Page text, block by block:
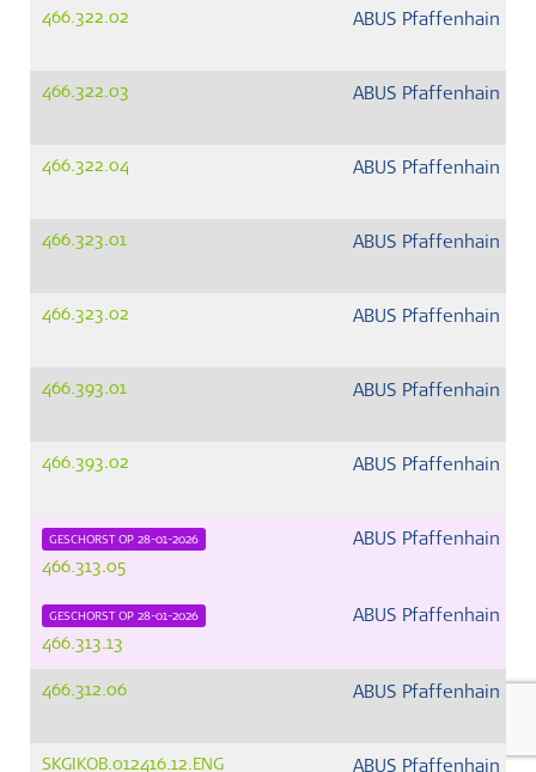
466.322.02 ABUS Pfaffenhain
466.322.03 ABUS Pfaffenhain
466.322.04 ABUS Pfaffenhain
466.323.01 ABUS Pfaffenhain
466.323.02 ABUS Pfaffenhain
466.393.01 ABUS Pfaffenhain
466.393.02 ABUS Pfaffenhain
GESCHORST OP 28-01-2026
466.313.05
ABUS Pfaffenhain
GESCHORST OP 28-01-2026
466.313.13
ABUS Pfaffenhain
466.312.06 ABUS Pfaffenhain
SKGIKOB.012416.12.ENG ABUS Pfaffenhain